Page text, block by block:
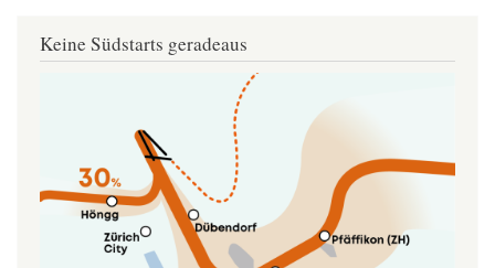
Keine Südstarts geradeaus